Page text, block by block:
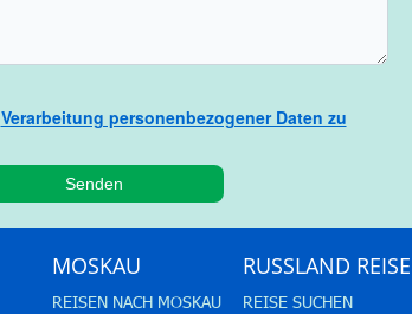
Verarbeitung personenbezogener Daten zu
MOSKAU
REISEN NACH MOSKAU
RUSSLAND
REISE SUCHEN